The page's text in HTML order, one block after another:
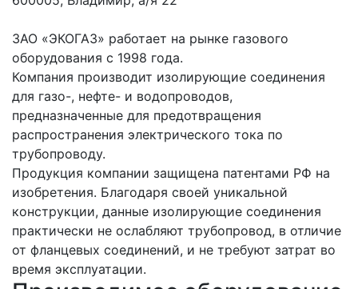
ЗАО «ЭКОГАЗ» работает на рынке газового
оборудования с 1998 года.
Компания производит изолирующие соединения
для газо-, нефте- и водопроводов,
предназначенные для предотвращения
распространения электрического тока по
трубопроводу.
Продукция компании защищена патентами РФ на
изобретения. Благодаря своей уникальной
конструкции, данные изолирующие соединения
практически не ослабляют трубопровод, в отличие
от фланцевых соединений, и не требуют затрат во
время эксплуатации.